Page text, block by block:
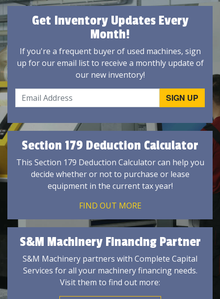
Get Inventory Updates Every
Month!
If you're a frequent buyer of used machines, sign
up for our email list to receive a monthly update of
our new inventory!
Section 179 Deduction Calculator
This Section 179 Deduction Calculator can help you
decide whether or not to purchase or lease
equipment in the current tax year!
FIND OUT MORE
S&M Machinery Financing Partner
S&M Machinery partners with Complete Capital
Services for all your machinery financing needs.
Visit them to find out more: